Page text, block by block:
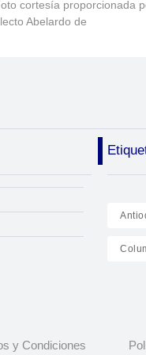
cortesía proporcionada
Abelardo de
y Condiciones